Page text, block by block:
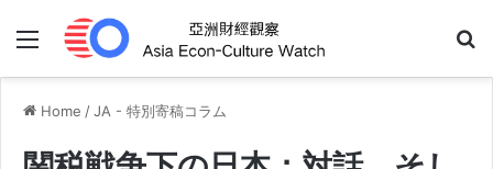
Menu
Home /JA - 特別寄稿コラム